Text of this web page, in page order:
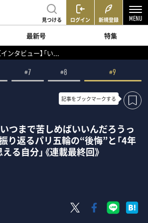
見つける ログイン 新規登録
最新号
特集
インタビュー】「い...
#7 #8 #9
記事をブックマークする
いつまで苦しめばいいんだろうっ
り返るパリ五輪の“後悔”と「4年
る自分」《連載最終回》